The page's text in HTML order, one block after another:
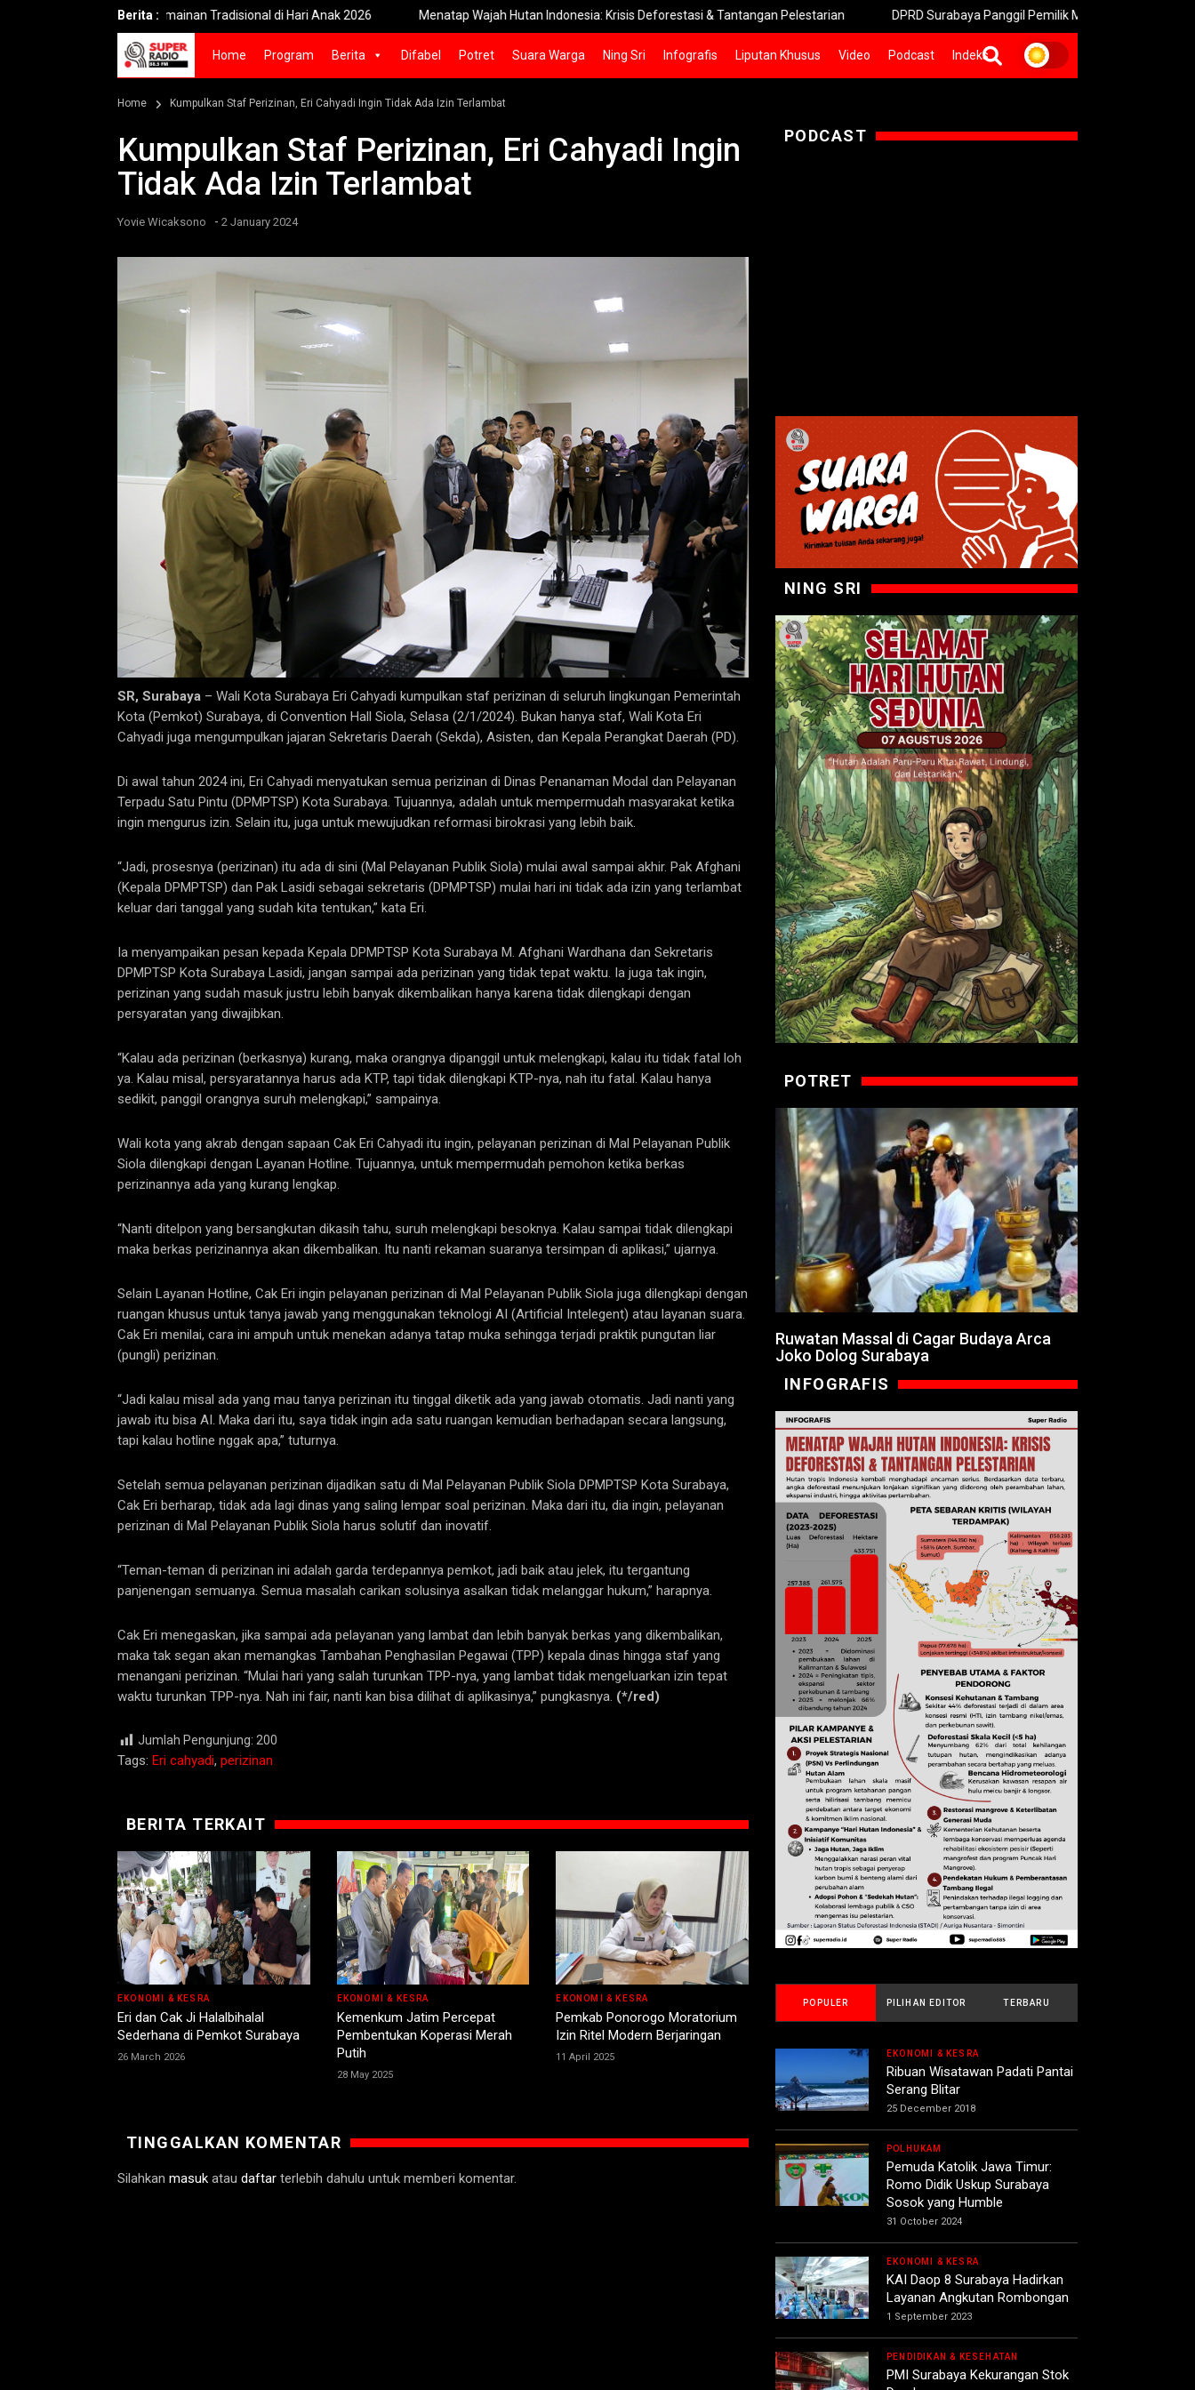
Berita :
Hidupkan Permainan Tradisional di Hari Anak 2026 Menatap Wajah Hutan Indonesia: Krisis Deforestasi & Tantangan Pelestarian DPRD Surabaya Panggil Pemilik Mal untuk Klarifikasi Pagar Tinggi
Home Program Berita Difabel Potret Suara Warga Ning Sri Infografis Liputan Khusus Video Podcast Indeks
Home Kumpulkan Staf Perizinan, Eri Cahyadi Ingin Tidak Ada Izin Terlambat
Kumpulkan Staf Perizinan, Eri Cahyadi Ingin
Tidak Ada Izin Terlambat
Yovie Wicaksono - 2 January 2024
SR, Surabaya – Wali Kota Surabaya Eri Cahyadi kumpulkan staf perizinan di seluruh lingkungan Pemerintah
Kota (Pemkot) Surabaya, di Convention Hall Siola, Selasa (2/1/2024). Bukan hanya staf, Wali Kota Eri
Cahyadi juga mengumpulkan jajaran Sekretaris Daerah (Sekda), Asisten, dan Kepala Perangkat Daerah (PD).
Di awal tahun 2024 ini, Eri Cahyadi menyatukan semua perizinan di Dinas Penanaman Modal dan Pelayanan
Terpadu Satu Pintu (DPMPTSP) Kota Surabaya. Tujuannya, adalah untuk mempermudah masyarakat ketika
ingin mengurus izin. Selain itu, juga untuk mewujudkan reformasi birokrasi yang lebih baik.
“Jadi, prosesnya (perizinan) itu ada di sini (Mal Pelayanan Publik Siola) mulai awal sampai akhir. Pak Afghani
(Kepala DPMPTSP) dan Pak Lasidi sebagai sekretaris (DPMPTSP) mulai hari ini tidak ada izin yang terlambat
keluar dari tanggal yang sudah kita tentukan,” kata Eri.
Ia menyampaikan pesan kepada Kepala DPMPTSP Kota Surabaya M. Afghani Wardhana dan Sekretaris
DPMPTSP Kota Surabaya Lasidi, jangan sampai ada perizinan yang tidak tepat waktu. Ia juga tak ingin,
perizinan yang sudah masuk justru lebih banyak dikembalikan hanya karena tidak dilengkapi dengan
persyaratan yang diwajibkan.
“Kalau ada perizinan (berkasnya) kurang, maka orangnya dipanggil untuk melengkapi, kalau itu tidak fatal loh
ya. Kalau misal, persyaratannya harus ada KTP, tapi tidak dilengkapi KTP-nya, nah itu fatal. Kalau hanya
sedikit, panggil orangnya suruh melengkapi,” sampainya.
Wali kota yang akrab dengan sapaan Cak Eri Cahyadi itu ingin, pelayanan perizinan di Mal Pelayanan Publik
Siola dilengkapi dengan Layanan Hotline. Tujuannya, untuk mempermudah pemohon ketika berkas
perizinannya ada yang kurang lengkap.
“Nanti ditelpon yang bersangkutan dikasih tahu, suruh melengkapi besoknya. Kalau sampai tidak dilengkapi
maka berkas perizinannya akan dikembalikan. Itu nanti rekaman suaranya tersimpan di aplikasi,” ujarnya.
Selain Layanan Hotline, Cak Eri ingin pelayanan perizinan di Mal Pelayanan Publik Siola juga dilengkapi dengan
ruangan khusus untuk tanya jawab yang menggunakan teknologi AI (Artificial Intelegent) atau layanan suara.
Cak Eri menilai, cara ini ampuh untuk menekan adanya tatap muka sehingga terjadi praktik pungutan liar
(pungli) perizinan.
“Jadi kalau misal ada yang mau tanya perizinan itu tinggal diketik ada yang jawab otomatis. Jadi nanti yang
jawab itu bisa AI. Maka dari itu, saya tidak ingin ada satu ruangan kemudian berhadapan secara langsung,
tapi kalau hotline nggak apa,” tuturnya.
Setelah semua pelayanan perizinan dijadikan satu di Mal Pelayanan Publik Siola DPMPTSP Kota Surabaya,
Cak Eri berharap, tidak ada lagi dinas yang saling lempar soal perizinan. Maka dari itu, dia ingin, pelayanan
perizinan di Mal Pelayanan Publik Siola harus solutif dan inovatif.
“Teman-teman di perizinan ini adalah garda terdepannya pemkot, jadi baik atau jelek, itu tergantung
panjenengan semuanya. Semua masalah carikan solusinya asalkan tidak melanggar hukum,” harapnya.
Cak Eri menegaskan, jika sampai ada pelayanan yang lambat dan lebih banyak berkas yang dikembalikan,
maka tak segan akan memangkas Tambahan Penghasilan Pegawai (TPP) kepala dinas hingga staf yang
menangani perizinan. “Mulai hari yang salah turunkan TPP-nya, yang lambat tidak mengeluarkan izin tepat
waktu turunkan TPP-nya. Nah ini fair, nanti kan bisa dilihat di aplikasinya,” pungkasnya. (*/red)
Jumlah Pengunjung: 200
Tags: Eri cahyadi, perizinan
BERITA TERKAIT
EKONOMI & KESRA
Eri dan Cak Ji Halalbihalal
Sederhana di Pemkot Surabaya
26 March 2026
EKONOMI & KESRA
Kemenkum Jatim Percepat
Pembentukan Koperasi Merah
Putih
28 May 2025
EKONOMI & KESRA
Pemkab Ponorogo Moratorium
Izin Ritel Modern Berjaringan
11 April 2025
TINGGALKAN KOMENTAR
Silahkan masuk atau daftar terlebih dahulu untuk memberi komentar.
PODCAST
NING SRI
POTRET
Ruwatan Massal di Cagar Budaya Arca
Joko Dolog Surabaya
INFOGRAFIS
POPULER PILIHAN EDITOR TERBARU
EKONOMI & KESRA
Ribuan Wisatawan Padati Pantai
Serang Blitar
25 December 2018
POLHUKAM
Pemuda Katolik Jawa Timur:
Romo Didik Uskup Surabaya
Sosok yang Humble
31 October 2024
EKONOMI & KESRA
KAI Daop 8 Surabaya Hadirkan
Layanan Angkutan Rombongan
1 September 2023
PENDIDIKAN & KESEHATAN
PMI Surabaya Kekurangan Stok